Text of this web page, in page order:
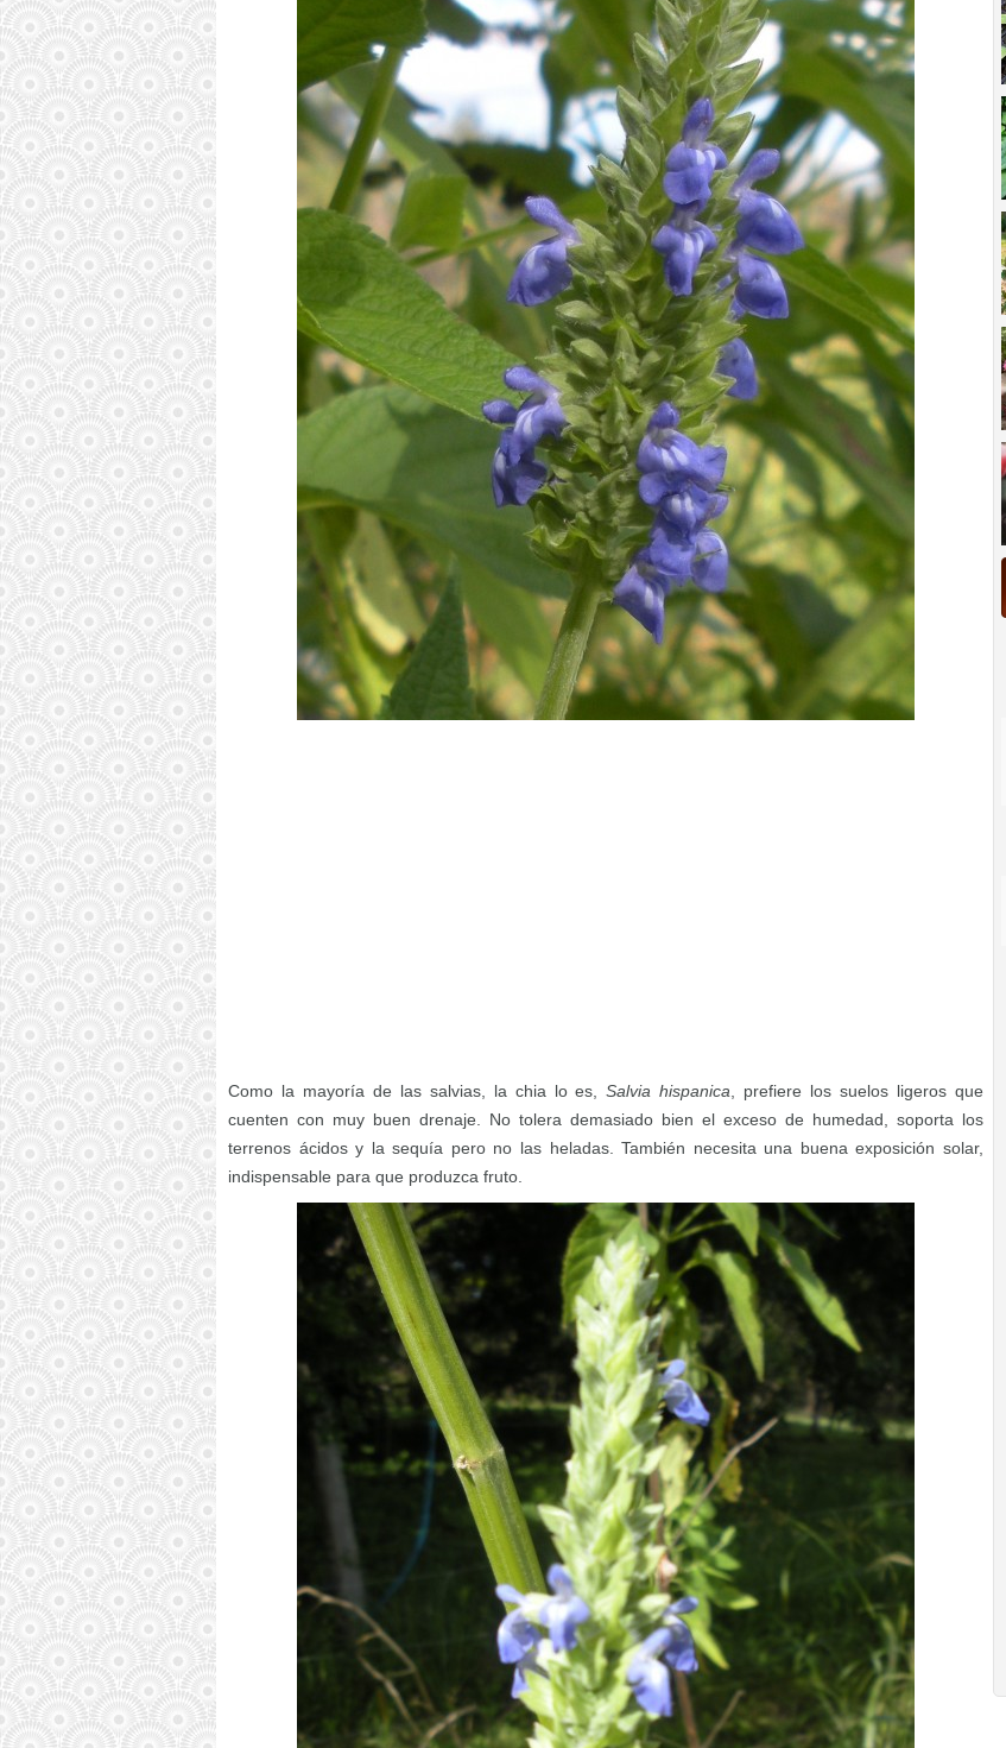
Como la mayoría de las salvias, la chia lo es,Salvia hispanica , prefiere los suelos ligeros que
cuenten con muy buen drenaje. No tolera demasiado bien el exceso de humedad, soporta los
terrenos ácidos y la sequía pero no las heladas. También necesita una buena exposición solar,
indispensable para que produzca fruto.